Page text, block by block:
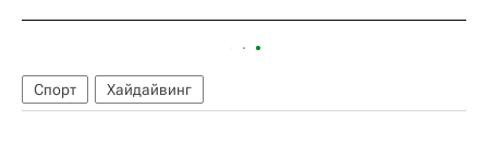
Спорт Хайдайвинг